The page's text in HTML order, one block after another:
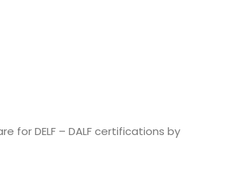
for DELF – DALF certifications by